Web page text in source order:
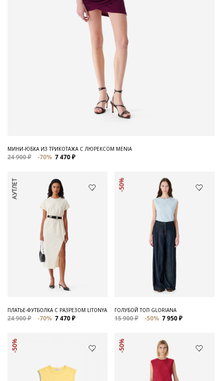
МИНИ-ЮБКА ИЗ ТРИКОТАЖА С ЛЮРЕКСОМ MENIA
24 900 ₽ -70% 7 470 ₽
АУТЛЕТ
ПЛАТЬЕ-ФУТБОЛКА С РАЗРЕЗОМ LITONYA
24 900 ₽ -70% 7 470 ₽
-50%
ГОЛУБОЙ ТОП GLORIANA
15 900 ₽ -50% 7 950 ₽
-50% -50%